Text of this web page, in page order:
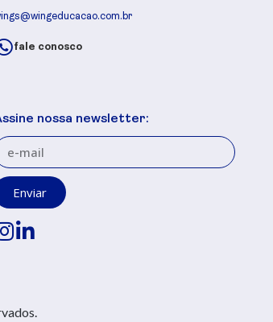
fale conosco
nossa newsletter:
Enviar